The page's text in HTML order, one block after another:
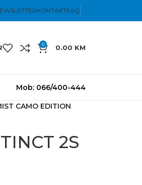
KONTAKTFAQ
0 0.00 KM
Mob: 066/400-444
CAMO EDITION
2S